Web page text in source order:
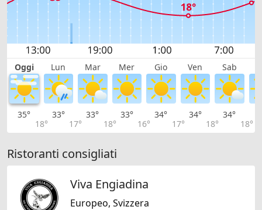
Oggi Lun Mar Mer Gio Ven Sab
35°
18°
33°
17°
33°
18°
33°
16°
34°
17°
34°
18°
34°
18°
Ristoranti consigliati
Viva Engiadina
Europeo, Svizzera